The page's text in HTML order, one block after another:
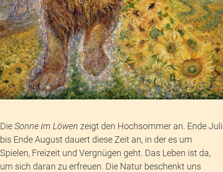
DieSonne im Löwen zeigt den Hochsommer an. Ende Juli
bis Ende August dauert diese Zeit an, in der es um
Spielen, Freizeit und Vergnügen geht. Das Leben ist da,
um sich daran zu erfreuen. Die Natur beschenkt uns